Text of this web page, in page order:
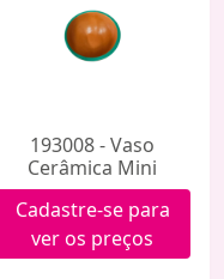
193008 - Vaso
Cerâmica Mini
Cadastre-se para
ver os preços